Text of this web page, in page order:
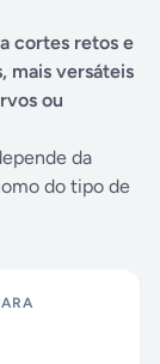
cortes retos e
mais versáteis
ou
da
do tipo de